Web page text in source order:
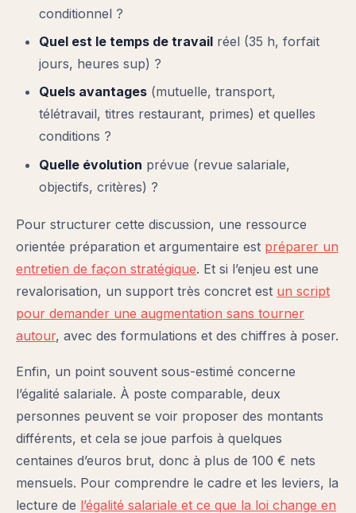
conditionnel ?
Quel est le temps de travailréel (35 h, forfait
jours, heures sup) ?
Quels avantages(mutuelle, transport,
télétravail, titres restaurant, primes) et quelles
conditions ?
Quelle évolution prévue (revue salariale,
objectifs, critères) ?
Pour structurer cette discussion, une ressource
orientée préparation et argumentaire est préparer un
entretien de façon stratégique. Et si l’enjeu est une
revalorisation, un support très concret est un script
pour demander une augmentation sans tourner
autour, avec des formulations et des chiffres à poser.
Enfin, un point souvent sous-estimé concerne
l’égalité salariale. À poste comparable, deux
personnes peuvent se voir proposer des montants
différents, et cela se joue parfois à quelques
centaines d’euros brut, donc à plus de 100 € nets
mensuels. Pour comprendre le cadre et les leviers, la
lecture de l’égalité salariale et ce que la loi change en